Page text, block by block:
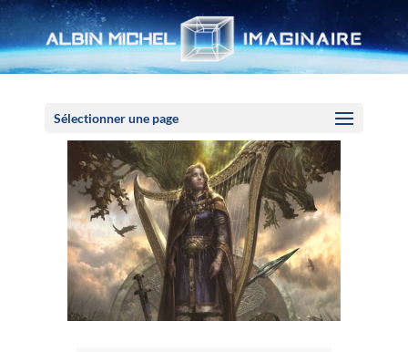
Sélectionner une page
Panneau de gestion des cookies